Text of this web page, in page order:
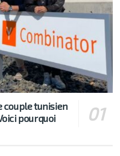
couple tunisien
pourquoi